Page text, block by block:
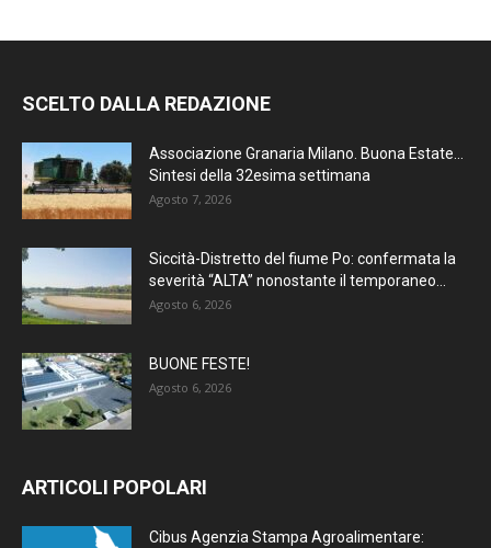
SCELTO DALLA REDAZIONE
Associazione Granaria Milano. Buona Estate…
Sintesi della 32esima settimana
Agosto 7, 2026
Siccità-Distretto del fiume Po: confermata la
severità “ALTA” nonostante il temporaneo...
Agosto 6, 2026
BUONE FESTE!
Agosto 6, 2026
ARTICOLI POPOLARI
Cibus Agenzia Stampa Agroalimentare: